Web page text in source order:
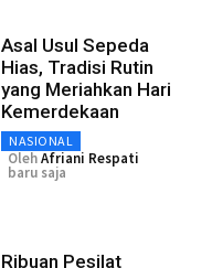
Asal Usul Sepeda
Hias, Tradisi Rutin
yang Meriahkan Hari
Kemerdekaan
NASIONAL
OlehAfriani Respati
baru saja
Ribuan Pesilat